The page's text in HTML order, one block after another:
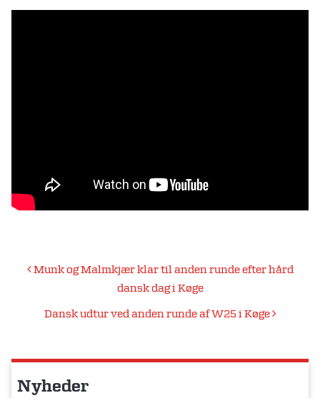
Indlægsnavigation
Munk og Malmkjær klar til anden runde efter hård
dansk dag i Køge
Dansk udtur ved anden runde af W25 i Køge
Nyheder